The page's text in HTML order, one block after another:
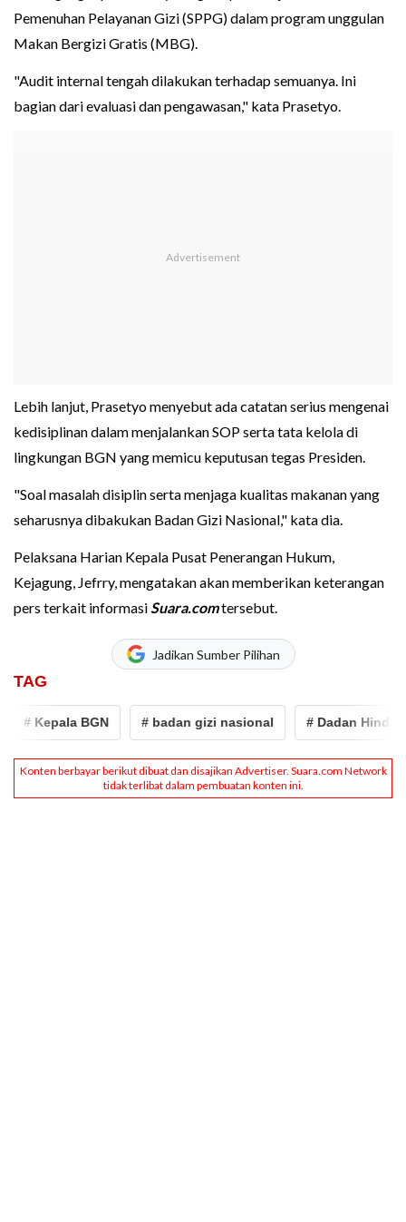
Pemenuhan Pelayanan Gizi (SPPG) dalam program unggulan
Makan Bergizi Gratis (MBG).
"Audit internal tengah dilakukan terhadap semuanya. Ini
bagian dari evaluasi dan pengawasan," kata Prasetyo.
Lebih lanjut, Prasetyo menyebut ada catatan serius mengenai
kedisiplinan dalam menjalankan SOP serta tata kelola di
lingkungan BGN yang memicu keputusan tegas Presiden.
"Soal masalah disiplin serta menjaga kualitas makanan yang
seharusnya dibakukan Badan Gizi Nasional," kata dia.
Pelaksana Harian Kepala Pusat Penerangan Hukum,
Kejagung, Jefrry, mengatakan akan memberikan keterangan
pers terkait informasiSuara.comtersebut.
Jadikan Sumber Pilihan
TAG
# Kepala BGN # badan gizi nasional # Dadan